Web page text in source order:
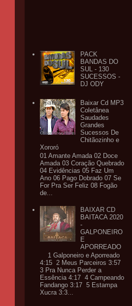
PACK
BANDAS DO
SUL - 130
SUCESSOS -
DJ ODY
Baixar Cd MP3
Coletânea
Saudades
Grandes
Sucessos De
Chitãozinho e
Xororó
01 Amante Amada 02 Doce
Amada 03 Coração Quebrado
04 Evidências 05 Faz Um
Ano 06 Pago Dobrado 07 Se
For Pra Ser Feliz 08 Fogão
de...
BAIXAR CD
BAITACA 2020
-
GALPONEIRO
E
APORREADO
1 Galponeiro e Aporreado
4:15 2 Meus Parceiros 3:57
3 Pra Nunca Perder a
Essência 4:17 4 Campeando
Fandango 3:17 5 Estampa
Xucra 3:3...